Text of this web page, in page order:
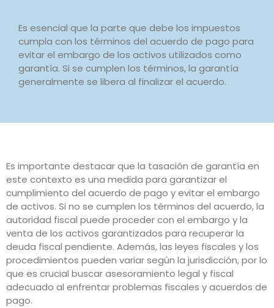
Es esencial que la parte que debe los impuestos
cumpla con los términos del acuerdo de pago para
evitar el embargo de los activos utilizados como
garantía. Si se cumplen los términos, la garantía
generalmente se libera al finalizar el acuerdo.
Es importante destacar que la tasación de garantía en
este contexto es una medida para garantizar el
cumplimiento del acuerdo de pago y evitar el embargo
de activos. Si no se cumplen los términos del acuerdo, la
autoridad fiscal puede proceder con el embargo y la
venta de los activos garantizados para recuperar la
deuda fiscal pendiente. Además, las leyes fiscales y los
procedimientos pueden variar según la jurisdicción, por lo
que es crucial buscar asesoramiento legal y fiscal
adecuado al enfrentar problemas fiscales y acuerdos de
pago.